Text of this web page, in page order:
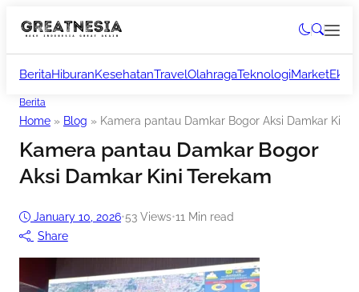
BeritaHiburanKesehatanTravelOlahragaTeknologiMarket
Berita
Home » Blog » Kamera pantau Damkar Bogor Aksi Damkar Kini
Kamera pantau Damkar Bogor
Aksi Damkar Kini Terekam
January 10, 2026•53 Views•11 Min read
Share